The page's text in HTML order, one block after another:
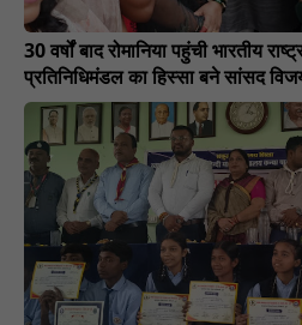
30 वर्षों बाद रोमानिया पहुंची भारतीय
प्रतिनिधिमंडल का हिस्सा बने सांसद